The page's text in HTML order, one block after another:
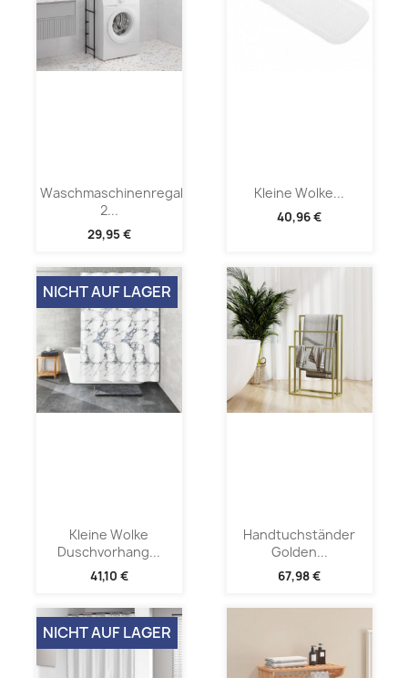
Waschmaschinenregal
2...
29,95 €
Kleine Wolke...
40,96 €
Kleine Wolke
Duschvorhang...
41,10 €
NICHT AUF LAGER
Handtuchständer
Golden...
67,98 €
NICHT AUF LAGER